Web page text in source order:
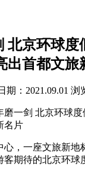
北京环球度
出首都文旅
期：2021.09.01 浏
剑 北京环球度
名片
，一座文旅新地
期待的北京环球